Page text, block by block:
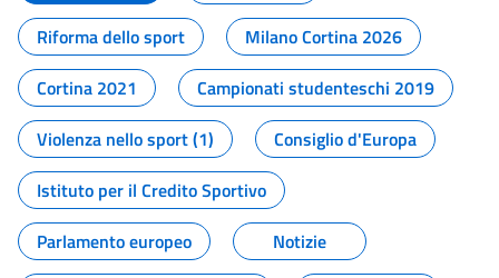
Riforma dello sport
Milano Cortina 2026
Cortina 2021
Campionati studenteschi 2019
Violenza nello sport (1)
Consiglio d'Europa
Istituto per il Credito Sportivo
Parlamento europeo
Notizie